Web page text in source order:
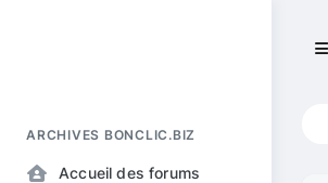
ARCHIVES BONCLIC.BIZ
Accueil des forums